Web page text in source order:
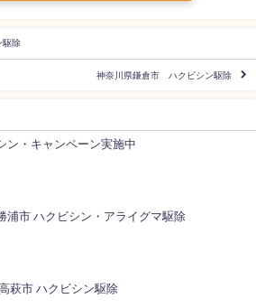
除
神奈川県鎌倉市 ハクビシン駆除
ン・キャンペーン実施中
浦市 ハクビシン・アライグマ駆除
萩市 ハクビシン駆除